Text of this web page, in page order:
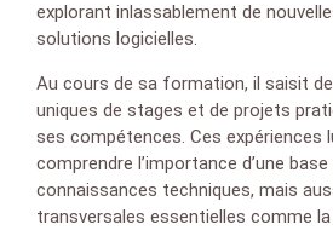
explorant inlassablement de
solutions logicielles.
Au cours de sa formation, il saisit
uniques de stages et de projets
ses compétences. Ces expériences
comprendre l’importance d’une
connaissances techniques, mais
transversales essentielles comme